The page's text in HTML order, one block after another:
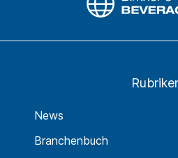
News
Branchenbuch